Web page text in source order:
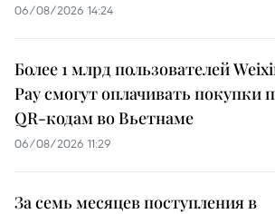
06/08/2026 14:24
Более 1 млрд пользователей
Pay смогут оплачивать покупки
QR-кодам во Вьетнаме
06/08/2026 11:29
За семь месяцев поступления в